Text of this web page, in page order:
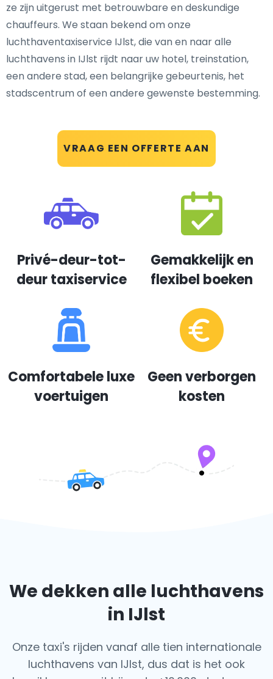
VRAAG EEN OFFERTE AAN
ze zijn uitgerust met betrouwbare en deskundige
chauffeurs. We staan bekend om onze
luchthaventaxiservice IJlst, die van en naar alle
luchthavens in IJlst rijdt naar uw hotel, treinstation,
een andere stad, een belangrijke gebeurtenis, het
stadscentrum of een andere gewenste bestemming.
Privé-deur-tot-
deur taxiservice
Gemakkelijk en
flexibel boeken
Comfortabele luxe
voertuigen
Geen verborgen
kosten
We dekken alle luchthavens
in IJlst
Onze taxi's rijden vanaf alle tien internationale
luchthavens van IJlst, dus dat is het ook